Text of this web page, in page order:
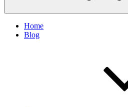
Home
Blog